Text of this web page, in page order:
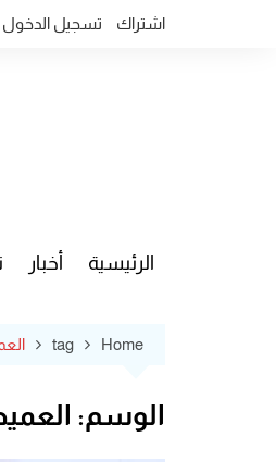
اشتراك تسجيل الدخول
الرئيسية أخبار
Home
tag
الوسم: